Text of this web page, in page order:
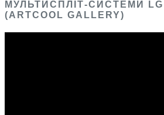
МУЛЬТИСПЛІТ-СИСТЕМИ LG
(ARTCOOL GALLERY)